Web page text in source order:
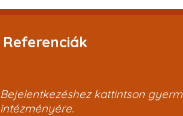
Referenciák
Bejelentkezéshez kattintson
intézményére.